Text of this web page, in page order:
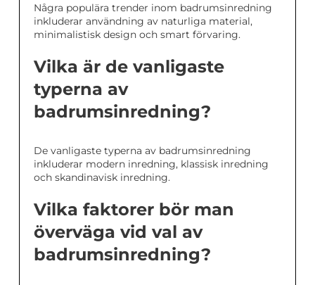
Några populära trender inom badrumsinredning
inkluderar användning av naturliga material,
minimalistisk design och smart förvaring.
Vilka är de vanligaste
typerna av
badrumsinredning?
De vanligaste typerna av badrumsinredning
inkluderar modern inredning, klassisk inredning
och skandinavisk inredning.
Vilka faktorer bör man
överväga vid val av
badrumsinredning?